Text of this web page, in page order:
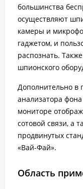
большинства
осуществляют
камеры и
гаджетом, и
распознать.
шпионского
Дополнительно в
анализатора
мониторе
сотовой связи, а
продвинутых
«Вай-Фай».
Область